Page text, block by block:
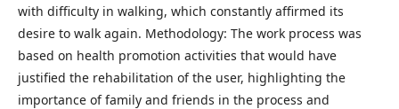
with difficulty in walking, which constantly affirmed its
desire to walk again. Methodology: The work process was
based on health promotion activities that would have
justified the rehabilitation of the user, highlighting the
importance of family and friends in the process and